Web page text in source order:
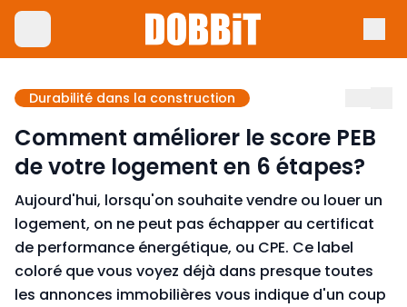
Durabilité dans la construction
Comment améliorer le score PEB
de votre logement en 6 étapes?
Aujourd'hui, lorsqu'on souhaite vendre ou louer un
logement, on ne peut pas échapper au certificat
de performance énergétique, ou CPE. Ce label
coloré que vous voyez déjà dans presque toutes
les annonces immobilières vous indique d'un coup